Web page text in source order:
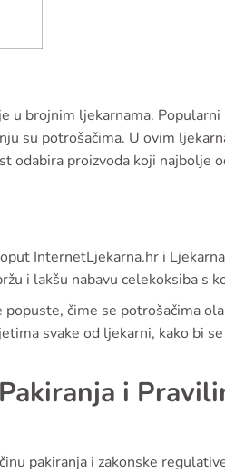
u brojnim ljekarnama.
su potrošačima. U ovim
odabira proizvoda koji najbolje
InternetLjekarna.hr i
i lakšu nabavu celekoksiba s
čime se potrošačima
svake od ljekarni, kako bi
i
pakiranja i zakonske